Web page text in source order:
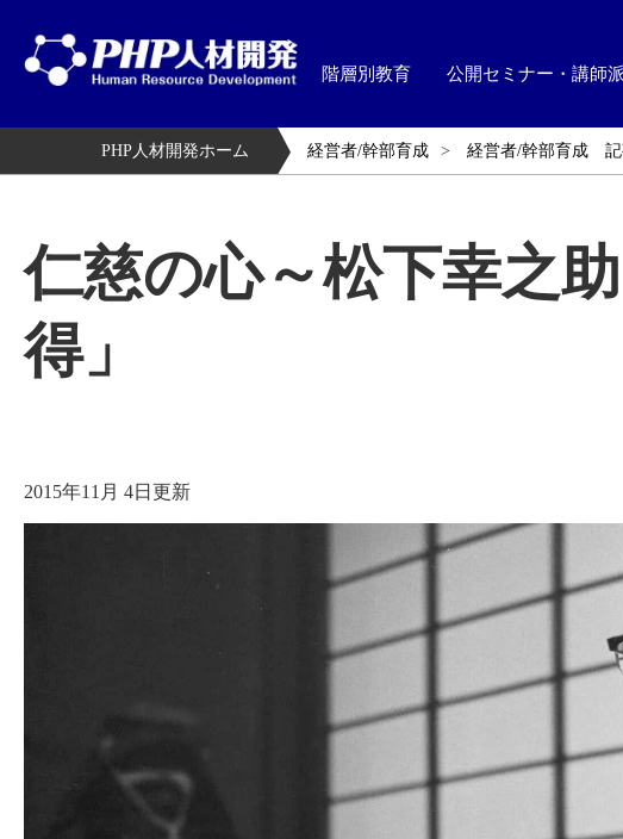
階層別教育 公開セミナー・講師
PHP人材開発ホーム 経営者/幹部育成 経営者/幹部育成 記
仁慈の心～松下幸之
得」
2015年11月 4日更新